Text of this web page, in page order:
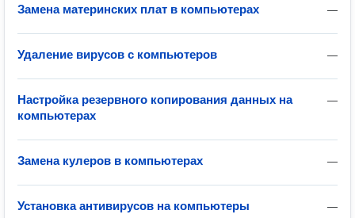
—
Замена материнских плат в компьютерах
—
Удаление вирусов с компьютеров
—
Настройка резервного копирования данных на
компьютерах
—
Замена кулеров в компьютерах
—
Установка антивирусов на компьютеры